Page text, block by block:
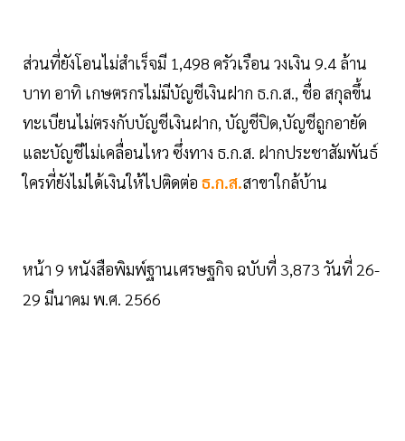
ส่วนที่ยังโอนไม่สำเร็จมี 1,498 ครัวเรือน วงเงิน 9.4 ล้าน
บาท อาทิ เกษตรกรไม่มีบัญชีเงินฝาก ธ.ก.ส., ชื่อ สกุลขึ้น
ทะเบียนไม่ตรงกับบัญชีเงินฝาก, บัญชีปิด,บัญชีถูกอายัด
และบัญชีไม่เคลื่อนไหว ซึ่งทาง ธ.ก.ส. ฝากประชาสัมพันธ์
ใครที่ยังไม่ได้เงินให้ไปติดต่อ ธ.ก.ส.สาขาใกล้บ้าน
หน้า 9 หนังสือพิมพ์ฐานเศรษฐกิจ ฉบับที่ 3,873 วันที่ 26-
29 มีนาคม พ.ศ. 2566